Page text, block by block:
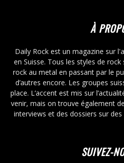
À
Daily Rock est un magazine sur
en Suisse. Tous les styles de
rock au metal en passant par le
d’autres encore. Les groupes
place. L’accent est mis sur
venir, mais on trouve également
interviews et des dossiers sur
SUIVEZ-